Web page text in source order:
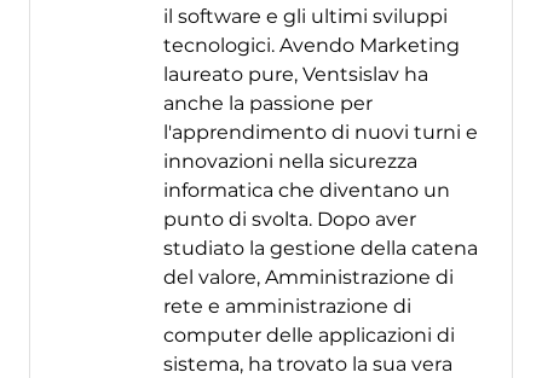
il software e gli ultimi sviluppi
tecnologici. Avendo Marketing
laureato pure, Ventsislav ha
anche la passione per
l'apprendimento di nuovi turni e
innovazioni nella sicurezza
informatica che diventano un
punto di svolta. Dopo aver
studiato la gestione della catena
del valore, Amministrazione di
rete e amministrazione di
computer delle applicazioni di
sistema, ha trovato la sua vera